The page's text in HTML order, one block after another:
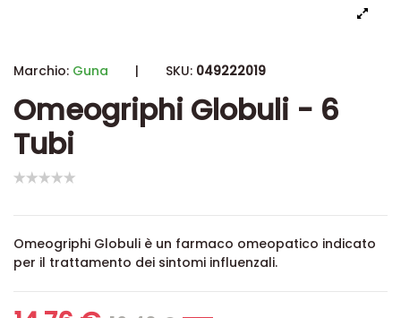
Marchio: Guna | SKU: 049222019
Omeogriphi Globuli - 6
Tubi
Omeogriphi Globuli è un farmaco omeopatico indicato
per il trattamento dei sintomi influenzali.